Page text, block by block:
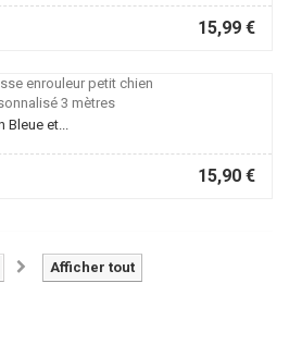
15,99 €
Bleue et...
15,90 €
Afficher tout